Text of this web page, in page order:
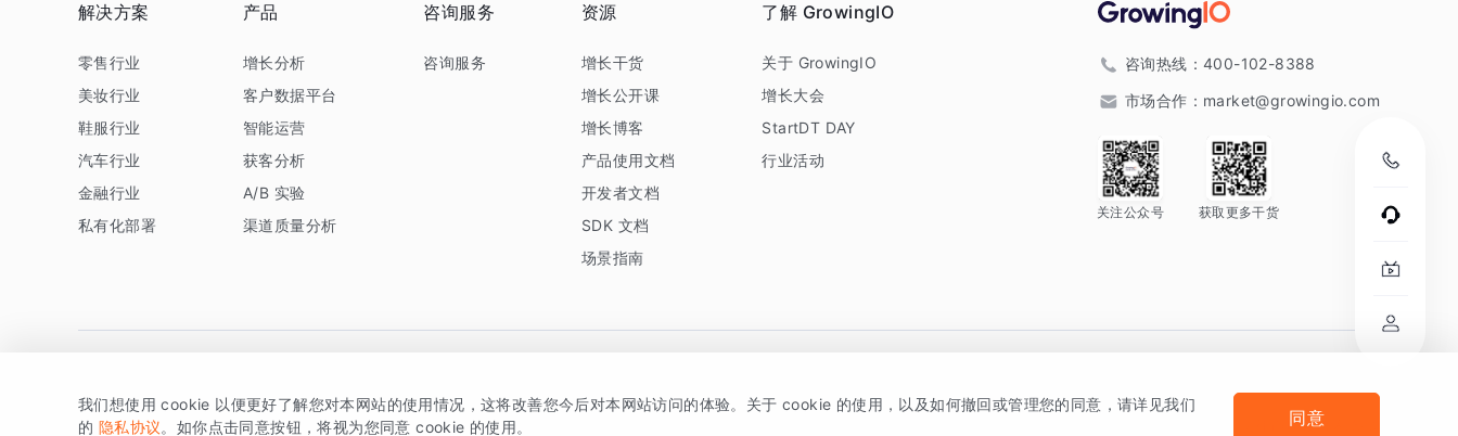
解决方案
零售行业
美妆行业
鞋服行业
汽车行业
金融行业
私有化部署
产品
增长分析
客户数据平台
智能运营
获客分析
A/B 实验
渠道质量分析
咨询服务
咨询服务
资源
增长干货
增长公开课
增长博客
产品使用文档
开发者文档
SDK 文档
场景指南
了解 GrowingIO
关于 GrowingIO
增长大会
StartDT DAY
行业活动
咨询热线： 400-102-8388
市场合作： market@growingio.com
关注公众号 获取更多干货
版权所有 © 北京易数科技有限公司SDK相关说明 京ICP备15038330号 法律声明及隐私条款
我们想使用 cookie 以便更好了解您对本网站的使用情况，这将改善您今后对本网站访问的体验。关于 cookie 的使用，以及如何撤回或管理您的同意，请详见我们
的 隐私协议。如你点击同意按钮，将视为您同意 cookie 的使用。 同意